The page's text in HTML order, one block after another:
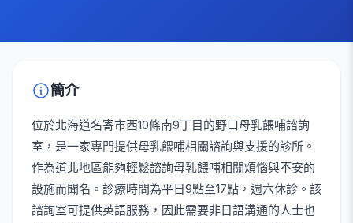
簡介
位於北海道名寄市西10條南9丁目的野口母乳餵哺諮詢
室，是一家專門提供母乳餵哺相關諮詢與支援的診所。
作為道北地區能夠輕鬆諮詢母乳餵哺相關煩惱與不安的
設施而聞名。診療時間為平日9點至17點，週六休診。該
諮詢室可提供英語服務，因此需要非日語溝通的人士也